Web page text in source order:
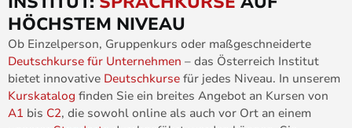
HÖCHSTEM NIVEAU
Ob Einzelperson, Gruppenkurs oder maßgeschneiderte
Deutschkurse für Unternehmen – das Österreich Institut
bietet innovative Deutschkurse für jedes Niveau. In unserem
Kurskatalog finden Sie ein breites Angebot an Kursen von
A1 bis C2, die sowohl online als auch vor Ort an einem